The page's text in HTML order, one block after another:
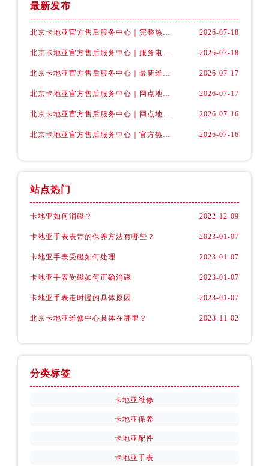
最新发布
北京卡地亚官方售后服务中心｜完整热线电话与网点地址权威信息公示（2026年7月最新） 2026-07-18
北京卡地亚官方售后服务中心｜服务电话及详细网点地址权威信息公示（2026年7月最新） 2026-07-18
北京卡地亚官方售后服务中心｜最新维修地址及官方客服电话权威信息公示（2026年7月最新） 2026-07-17
北京卡地亚官方售后服务中心｜网点地址与24小时客服热线权威信息公示（2026年7月最新） 2026-07-17
北京卡地亚官方售后服务中心｜网点地址与售后服务热线权威信息公示（2026年7月最新） 2026-07-16
北京卡地亚官方售后服务中心｜官方热线及24小时维修地址权威信息公示（2026年7月最新） 2026-07-16
站点热门
卡地亚如何消磁？ 2022-12-09
卡地亚手表表带的保养方法有哪些？ 2023-01-07
卡地亚手表受磁如何处理 2023-01-07
卡地亚手表受磁如何正确消磁 2023-01-07
卡地亚手表走时慢的具体原因 2023-01-07
北京卡地亚维修中心具体在哪里？ 2023-11-02
分类标签
卡地亚维修
卡地亚保养
卡地亚配件
卡地亚手表